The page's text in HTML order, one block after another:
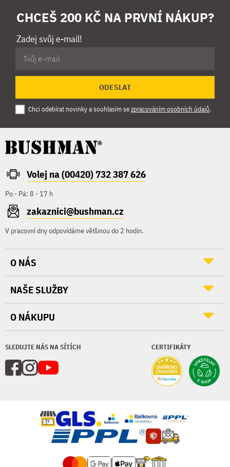
CHCEŠ 200 KČ NA PRVNÍ NÁKUP?
Zadej svůj e-mail!
ODESLAT
Chci odebírat novinky a souhlasím sezpracováním osobních údajů.
Volej na (00420) 732 387 626
Po - Pá: 8 - 17 h
zakaznici@bushman.cz
V pracovní dny odpovídáme většinou do 2 hodin.
SLEDUJTE NÁS NA SÍTÍCH CERTIFIKÁTY
O NÁS
NAŠE SLUŽBY
O NÁKUPU